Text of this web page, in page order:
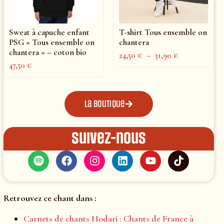
Sweat à capuche enfant
PSG « Tous ensemble on
chantera » – coton bio
47,50€
T-shirt Tous ensemble on
chantera
24,50€ – 31,90€
La boutique
Suivez-nous
Retrouvez ce chant dans :
Carnets de chants Hodari : Chants de France à